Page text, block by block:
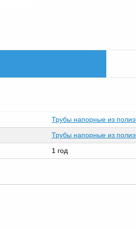
Трубы напорные из
Трубы напорные из
1 год